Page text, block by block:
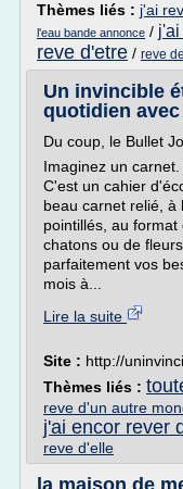
Thèmes liés : j'ai
l'eau bande annonce / j'ai
reve d'etre / reve
Un invincible
quotidien
Du coup, le Bullet
Imaginez un
C'est un cahier
beau carnet relié, à
pointillés, au
chatons ou de
parfaitement vos
mois à...
Lire la suite
Site : http://
Thèmes liés :
reve d'un autre
j'ai encor rever
reve d'elle
la maison de